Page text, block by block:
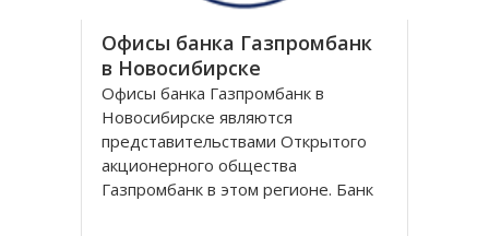
Офисы банка Газпромбанк
в Новосибирске
Офисы банка Газпромбанк в
Новосибирске являются
представительствами Открытого
акционерного общества
Газпромбанк в этом регионе. Банк